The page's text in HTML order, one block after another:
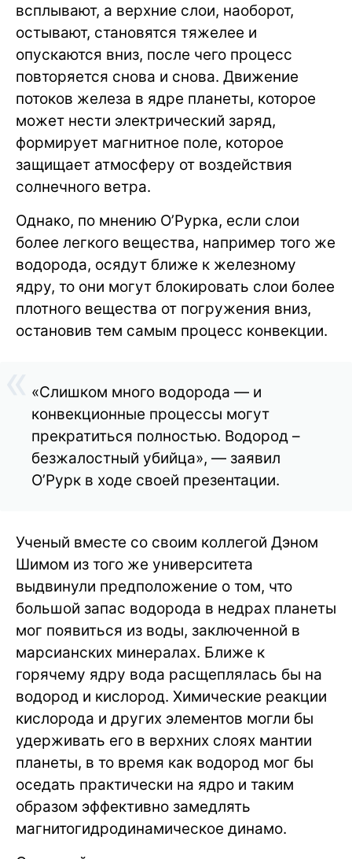
всплывают, а верхние слои, наоборот,
остывают, становятся тяжелее и
опускаются вниз, после чего процесс
повторяется снова и снова. Движение
потоков железа в ядре планеты, которое
может нести электрический заряд,
формирует магнитное поле, которое
защищает атмосферу от воздействия
солнечного ветра.
Однако, по мнению О’Рурка, если слои
более легкого вещества, например того же
водорода, осядут ближе к железному
ядру, то они могут блокировать слои более
плотного вещества от погружения вниз,
остановив тем самым процесс конвекции.
«Слишком много водорода — и
конвекционные процессы могут
прекратиться полностью. Водород –
безжалостный убийца», — заявил
О’Рурк в ходе своей презентации.
Ученый вместе со своим коллегой Дэном
Шимом из того же университета
выдвинули предположение о том, что
большой запас водорода в недрах планеты
мог появиться из воды, заключенной в
марсианских минералах. Ближе к
горячему ядру вода расщеплялась бы на
водород и кислород. Химические реакции
кислорода и других элементов могли бы
удерживать его в верхних слоях мантии
планеты, в то время как водород мог бы
оседать практически на ядро и таким
образом эффективно замедлять
магнитогидродинамическое динамо.